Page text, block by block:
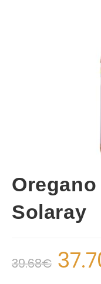
Solaray
39.68€